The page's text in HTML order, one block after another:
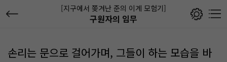
[지구에서 쫒겨난 준의 이계 모험기]
구원자의 임무
손리는 문으로 걸어가며, 그들이 하는 모습을 바